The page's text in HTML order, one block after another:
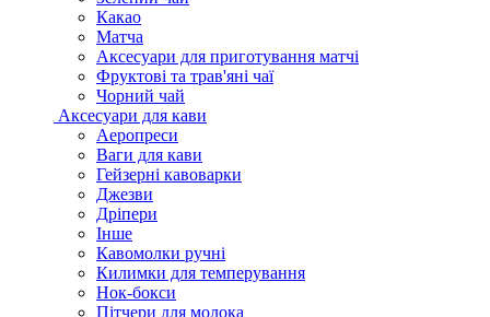
Какао
Матча
Аксесуари для приготування матчі
Фруктові та трав'яні чаї
Чорний чай
Аксесуари для кави
Аеропреси
Ваги для кави
Гейзерні кавоварки
Джезви
Дріпери
Інше
Кавомолки ручні
Килимки для темперування
Нок-бокси
Пітчери для молока